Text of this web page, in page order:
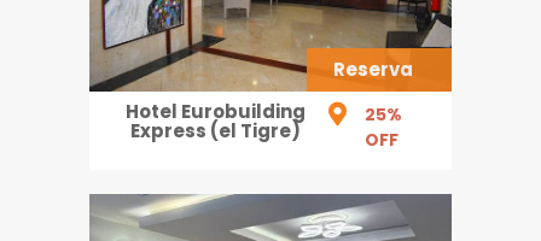
Reserva
Hotel Eurobuilding
Express (el Tigre)
25%
OFF